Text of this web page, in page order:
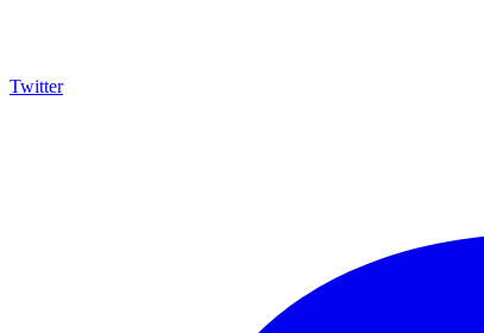
Twitter